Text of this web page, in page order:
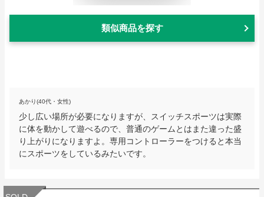
類似商品を探す
あかり(40代・女性)
少し広い場所が必要になりますが、スイッチスポーツは実際
に体を動かして遊べるので、普通のゲームとはまた違った盛
り上がりになりますよ。専用コントローラーをつけると本当
にスポーツをしているみたいです。